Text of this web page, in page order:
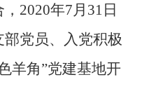
2020年7月 31 日
党员、入党积极
羊角”党建基地开